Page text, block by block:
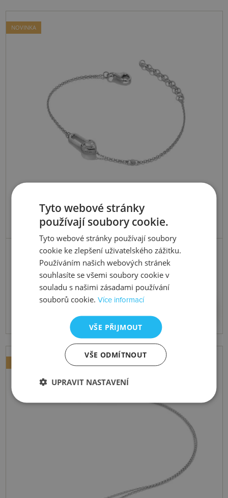
NOVINKA
Stříbrný náramek Solitaire DL722
2417 Kč
Tyto webové stránky
používají soubory cookie.
Tyto webové stránky používají soubory
cookie ke zlepšení uživatelského zážitku.
Používáním našich webových stránek
souhlasíte se všemi soubory cookie v
souladu s našimi zásadami používání
souborů cookie.Více informací
VŠE PŘIJMOUT
VŠE ODMÍTNOUT
UPRAVIT NASTAVENÍ